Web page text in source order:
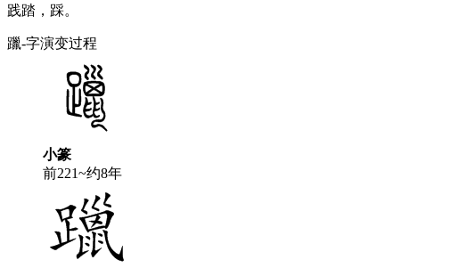
践踏，踩。
躐-字演变过程
小篆
前221~约8年